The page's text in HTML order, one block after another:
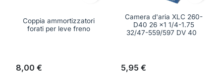
Coppia ammortizzatori
forati per leve freno
8,00 €
Camera d'aria XLC 260-
D40 26 x1 1/4-1.75
32/47-559/597 DV 40
5,95 €